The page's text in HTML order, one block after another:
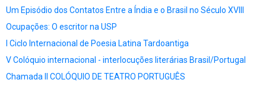
Um Episódio dos Contatos Entre a Índia e o Brasil no Século XVIII
Ocupações: O escritor na USP
I Ciclo Internacional de Poesia Latina Tardoantiga
V Colóquio internacional - interlocuções literárias Brasil/Portugal
Chamada II COLÓQUIO DE TEATRO PORTUGUÊS